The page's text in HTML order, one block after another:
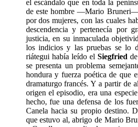
el escándalo que en toda la
de este hombre —Mario Bruneri—
por dos mujeres, con las cuales
descenden­cia y pertenecía por
justicia, en su inmaculada
los indicios y las pruebas se lo
riátegui había leído elSiegfried
se presenta un problema
hondura y fuerza poética de que
dramaturgo francés. Y a partir de
origen el episodio, era una
hecho, fue una defensa de los
Canela hacia su propio destino.
que estuvo al, abrigo de Mario